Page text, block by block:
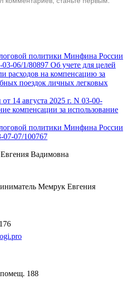
политики Минфина России
03-06/1/80897 Об учете для целей
расходов на компенсацию за
поездок личных легковых
14 августа 2025 г. N 03-00-
компенсации за использование
политики Минфина России
07-07/100767
Вадимовна
Мемрук Евгения
помещ. 188